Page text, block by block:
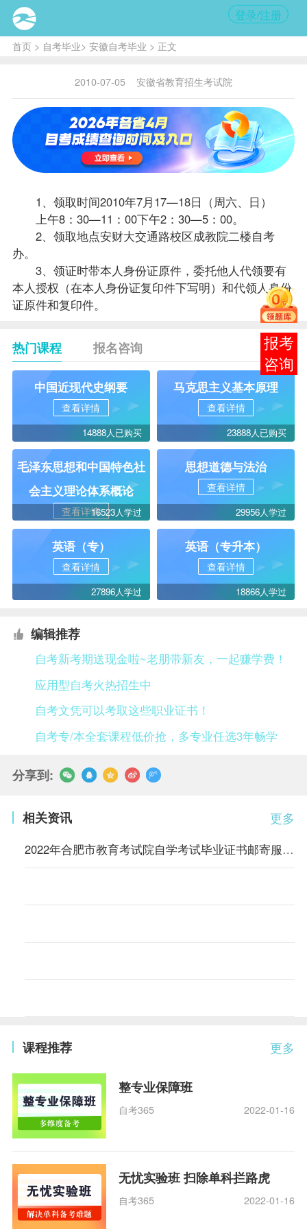
登录/注册
首页> 自考毕业> 安徽自考毕业 > 正文
2010-07-05 安徽省教育招生考试院
1、领取时间2010年7月17—18日（周六、日）
上午8：30—11：00下午2：30—5：00。
2、领取地点安财大交通路校区成教院二楼自考
办。
3、领证时带本人身份证原件，委托他人代领要有
本人授权（在本人身份证复印件下写明）和代领人身份
证原件和复印件。
热门课程 报名咨询
中国近现代史纲要
查看详情
14888人已购买
马克思主义基本原理
查看详情
23888人已购买
毛泽东思想和中国特色社
会主义理论体系概论
查看详情16523人学过
思想道德与法治
查看详情
29956人学过
英语（专）
查看详情
27896人学过
英语（专升本）
查看详情
18866人学过
编辑推荐
自考新考期送现金啦~老朋带新友，一起赚学费！
应用型自考火热招生中
自考文凭可以考取这些职业证书！
自考专/本全套课程低价抢，多专业任选3年畅学
分享到:
更多
相关资讯
2022年合肥市教育考试院自学考试毕业证书邮寄服务的通知
更多
课程推荐
整专业保障班
自考365 2022-01-16
无忧实验班 扫除单科拦路虎
自考365 2022-01-16
在线
客服